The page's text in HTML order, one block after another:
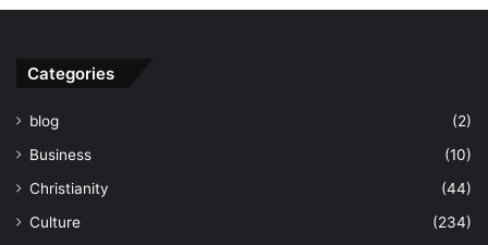
Categories
blog
(2)
Business
(10)
Christianity
(44)
Culture
(234)